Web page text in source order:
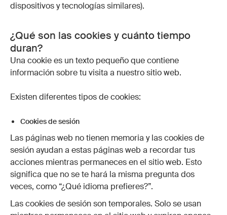
dispositivos y tecnologías similares).
¿Qué son las cookies y cuánto tiempo
duran?
Una cookie es un texto pequeño que contiene
información sobre tu visita a nuestro sitio web.
Existen diferentes tipos de cookies:
Cookies de sesión
Las páginas web no tienen memoria y las cookies de
sesión ayudan a estas páginas web a recordar tus
acciones mientras permaneces en el sitio web. Esto
significa que no se te hará la misma pregunta dos
veces, como “¿Qué idioma prefieres?”.
Las cookies de sesión son temporales. Solo se usan